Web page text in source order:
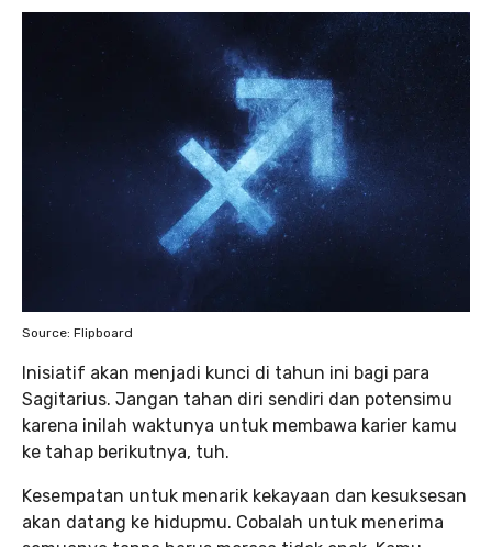
Source: Flipboard
Inisiatif akan menjadi kunci di tahun ini bagi para
Sagitarius. Jangan tahan diri sendiri dan potensimu
karena inilah waktunya untuk membawa karier kamu
ke tahap berikutnya, tuh.
Kesempatan untuk menarik kekayaan dan kesuksesan
akan datang ke hidupmu. Cobalah untuk menerima